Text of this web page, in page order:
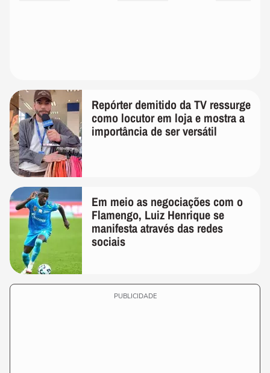
Repórter demitido da TV ressurge
como locutor em loja e mostra a
importância de ser versátil
Em meio as negociações com o
Flamengo, Luiz Henrique se
manifesta através das redes
sociais
PUBLICIDADE